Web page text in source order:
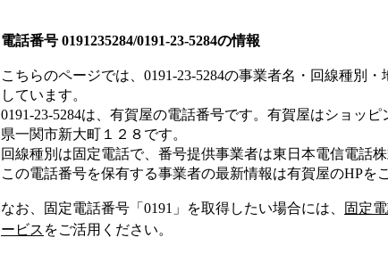
電話番号 0191235284/0191-23-5284の情報
こちらのページでは、 0191-23-5284の事業者名・回線種別・
しています。
0191-23-5284は、 有賀屋の電話番号です。 有賀屋はショッピ
県一関市新大町１２８ です。
回線種別は固定電話で、番号提供事業者は東日本電信電話
この電話番号を保有する事業者の最新情報は有賀屋のHPを
なお、固定電話番号「 0191 」を取得したい場合には、 固定
ービス をご活用ください。